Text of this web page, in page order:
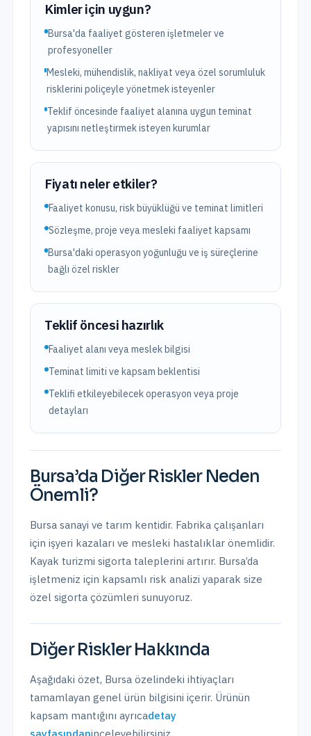
Kimler için uygun?
Bursa'da faaliyet gösteren işletmeler ve
profesyoneller
Mesleki, mühendislik, nakliyat veya özel sorumluluk
risklerini poliçeyle yönetmek isteyenler
Teklif öncesinde faaliyet alanına uygun teminat
yapısını netleştirmek isteyen kurumlar
Fiyatı neler etkiler?
Faaliyet konusu, risk büyüklüğü ve teminat limitleri
Sözleşme, proje veya mesleki faaliyet kapsamı
Bursa'daki operasyon yoğunluğu ve iş süreçlerine
bağlı özel riskler
Teklif öncesi hazırlık
Faaliyet alanı veya meslek bilgisi
Teminat limiti ve kapsam beklentisi
Teklifi etkileyebilecek operasyon veya proje
detayları
Bursa’da Diğer RisklerNeden
Önemli?
Bursa sanayi ve tarım kentidir. Fabrika çalışanları
için işyeri kazaları ve mesleki hastalıklar önemlidir.
Kayak turizmi sigorta taleplerini artırır. Bursa’da
işletmeniz için kapsamlı risk analizi yaparak size
özel sigorta çözümleri sunuyoruz.
Diğer RisklerHakkında
Aşağıdaki özet, Bursa özelindeki ihtiyaçları
tamamlayan genel ürün bilgisini içerir. Ürünün
kapsam mantığını ayrıcadetay